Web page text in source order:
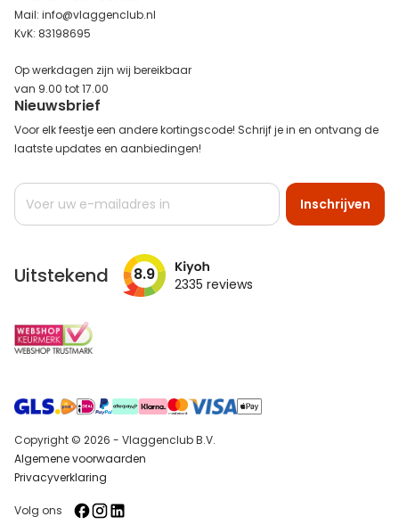
Mail: info@vlaggenclub.nl
KvK: 83198695
Op werkdagen zijn wij bereikbaar
van 9.00 tot 17.00
Nieuwsbrief
Voor elk feestje een andere kortingscode! Schrijf je in en ontvang de
laatste updates en aanbiedingen!
Abonneer
op
Inschrijven
Uitstekend 8.9 2335 reviews
Copyright © 2026 - Vlaggenclub B.V.
Algemene voorwaarden
Privacyverklaring
Volg ons